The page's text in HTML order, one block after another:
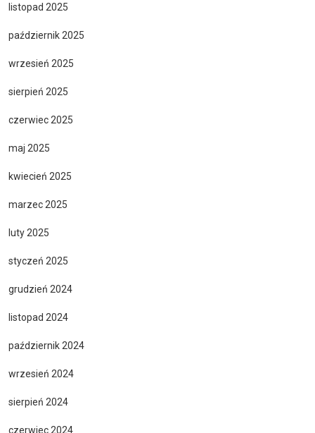
listopad 2025
październik 2025
wrzesień 2025
sierpień 2025
czerwiec 2025
maj 2025
kwiecień 2025
marzec 2025
luty 2025
styczeń 2025
grudzień 2024
listopad 2024
październik 2024
wrzesień 2024
sierpień 2024
czerwiec 2024